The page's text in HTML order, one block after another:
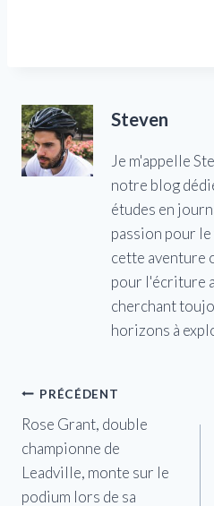
Steven
Je m'appelle
notre blog
études en
passion pour
cette aventure
pour l'écriture
cherchant
horizons à
Navigation
de
l’article
PRÉCÉDENT
Rose Grant, double
championne de
Leadville, monte sur le
podium lors de sa